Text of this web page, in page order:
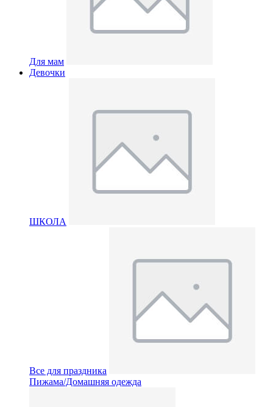
Для мам
Девочки
ШКОЛА
Все для праздника
Пижама/Домашняя одежда